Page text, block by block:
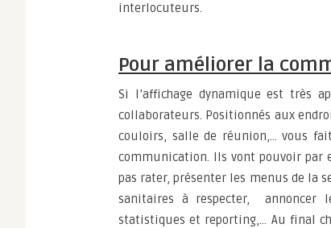
interlocuteurs.
Pour améliorer la
Si l’affichage dynamique est très
collaborateurs. Positionnés aux
couloirs, salle de réunion,… vous
communication. Ils vont pouvoir par
pas rater, présenter les menus de la
sanitaires à respecter, annoncer
statistiques et reporting,… Au final